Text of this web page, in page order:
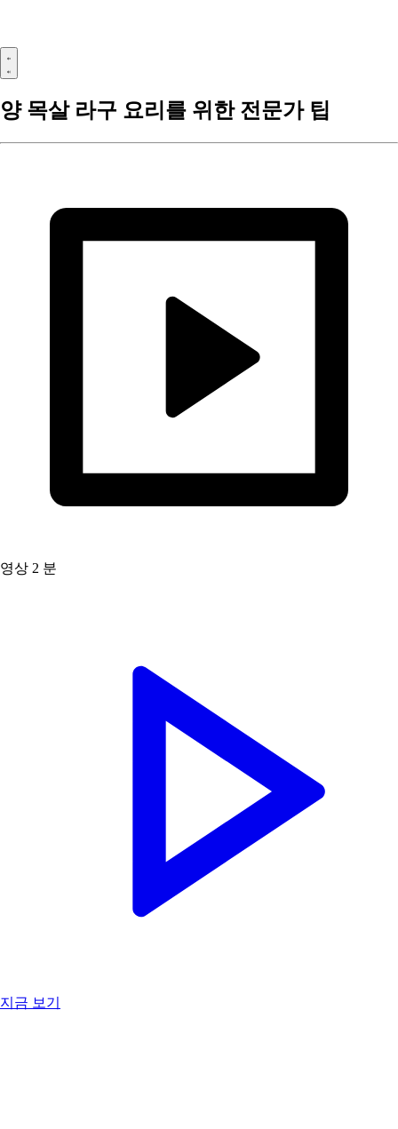
양 목살 라구 요리를 위한 전문가 팁
영상 2 분
지금 보기